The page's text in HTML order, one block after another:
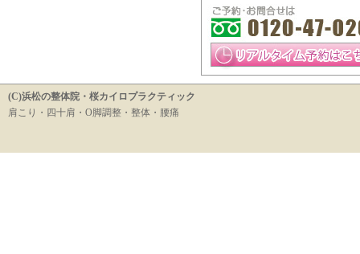
(C)浜松の整体院・桜カイロプラクティック
肩こり・四十肩・O脚調整・整体・腰痛